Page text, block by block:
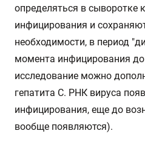
определяться в сыворотке
инфицирования и
необходимости, в период
момента инфицирования до
исследование можно
гепатита С. РНК вируса
инфицирования, еще до
вообще появляются).